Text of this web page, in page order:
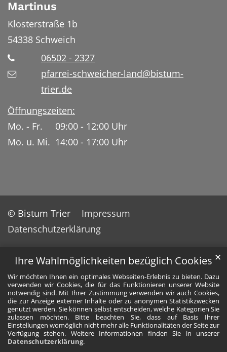
Ihre Wahlmöglichkeiten bezüglich Cookies
Wir möchten Ihnen ein optimales Webseiten-Erlebnis zu bieten. Dazu
verwenden wir Cookies, die für das Funktionieren unserer Website
notwendig sind. Mit Ihrer Zustimmung verwenden wir auch Cookies,
die zur Anzeige externer Inhalte oder zu anonymen Statistikzwecken
genutzt werden. Sie können selbst entscheiden, welche Kategorien Sie
zulassen möchten. Bitte beachten Sie, dass auf Basis Ihrer
Einstellungen womöglich nicht mehr alle Funktionalitäten der Seite zur
Verfügung stehen. Weitere Informationen finden Sie in unserer
Datenschutzerklärung.
✕
Martinus
Klosterstraße 1b
54338 Schweich
06502 - 2327
pfarrei-schweicher-land@bistum-
trier.de
Öffnungszeiten:
Mo. - Fr. 09:00 - 12:00 Uhr
Mo. u. Mi. 14:00 - 17:00 Uhr
© Bistum Trier
Impressum
Datenschutzerklärung